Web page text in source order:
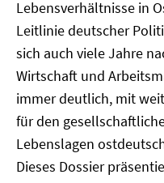
Lebensverhältnisse in
Leitlinie deutscher
sich auch viele Jahre
Wirtschaft und
immer deutlich, mit
für den
Lebenslagen
Dieses Dossier